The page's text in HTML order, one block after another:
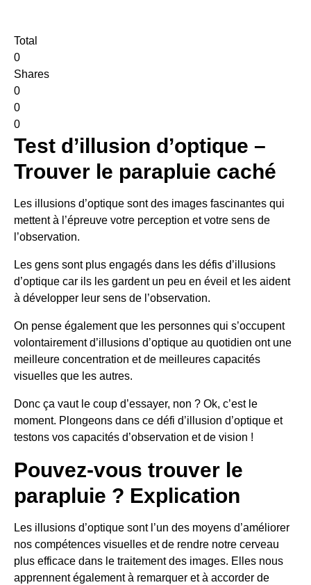
Total
0
Shares
0
0
0
Test d’illusion d’optique –
Trouver le parapluie caché
Les illusions d’optique sont des images fascinantes qui
mettent à l’épreuve votre perception et votre sens de
l’observation.
Les gens sont plus engagés dans les défis d’illusions
d’optique car ils les gardent un peu en éveil et les aident
à développer leur sens de l’observation.
On pense également que les personnes qui s’occupent
volontairement d’illusions d’optique au quotidien ont une
meilleure concentration et de meilleures capacités
visuelles que les autres.
Donc ça vaut le coup d’essayer, non ? Ok, c’est le
moment. Plongeons dans ce défi d’illusion d’optique et
testons vos capacités d’observation et de vision !
Pouvez-vous trouver le
parapluie ? Explication
Les illusions d’optique sont l’un des moyens d’améliorer
nos compétences visuelles et de rendre notre cerveau
plus efficace dans le traitement des images. Elles nous
apprennent également à remarquer et à accorder de